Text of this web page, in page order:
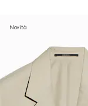
Novità